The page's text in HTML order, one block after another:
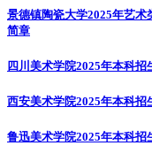
景德镇陶瓷大学2025年艺
简章
四川美术学院2025年本科招
西安美术学院2025年本科
鲁迅美术学院2025年本科